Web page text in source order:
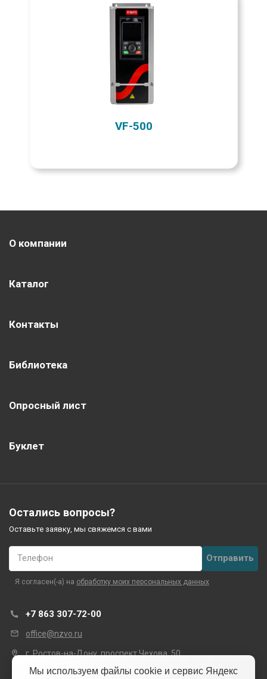
VF-500
+7 863 307-72-00
office@nzvo.ru
г. Ростов-на-Дону, проспект Чехова, 50
О компании
Каталог
Контакты
Библиотека
Опросный лист
Буклет
Остались вопросы?
Оставьте заявку, мы свяжемся с вами
Телефон
Я согласен(-а) на обработку моих персональных данных
Мы используем файлы cookie и сервис Яндекс